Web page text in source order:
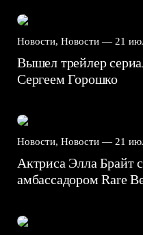
Новости, Новости — 21
Вышел трейлер
Сергеем Горошко
Новости, Новости — 21
Актриса Элла Брайт
амбассадором Rare